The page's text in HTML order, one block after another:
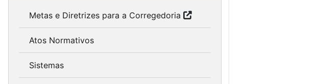
Metas e Diretrizes para a Corregedoria
Atos Normativos
Sistemas